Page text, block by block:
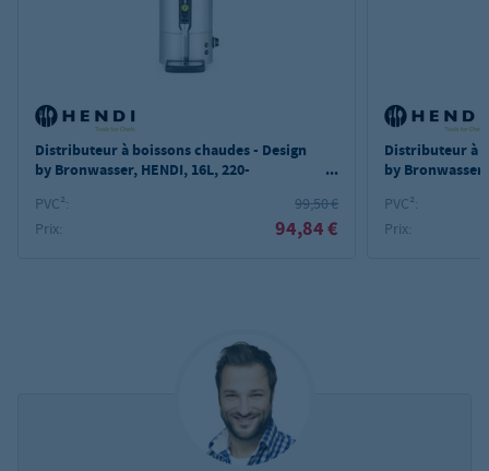
Distributeur à boissons chaudes - Design
by Bronwasser, HENDI, 16L, 220-
PVC²:
99,50 €
Prix:
94,84 €
Distributeur à
by Bronwasser,
PVC²:
Prix: